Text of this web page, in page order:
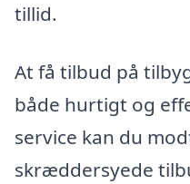
tillid.
At få tilbud på
både hurtigt og
service kan du
skræddersyede